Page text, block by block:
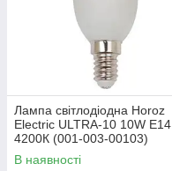
Лампа світлодіодна Horoz
Electric ULTRA-10 10W E14
4200К (001-003-00103)
В наявності